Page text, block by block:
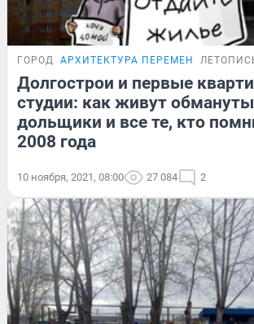
ГОРОД АРХИТЕКТУРА ПЕРЕМЕН
Долгострои и первые
студии: как живут
дольщики и все те, кто
2008 года
10 ноября, 2021, 08:00 27 084 2